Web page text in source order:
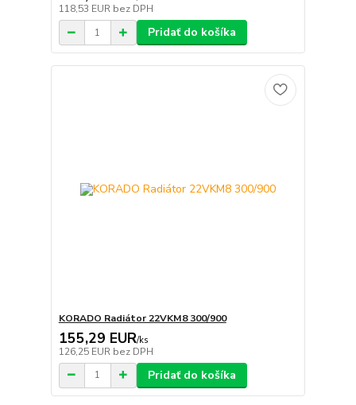
118,53 EUR bez DPH
Pridať do košíka
KORADO Radiátor 22VKM8 300/900
155,29 EUR/ks
126,25 EUR bez DPH
Pridať do košíka